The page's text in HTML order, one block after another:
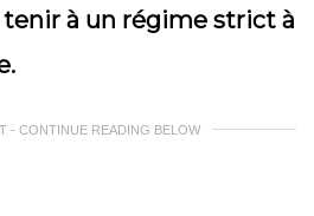
tenir à un régime strict à
- CONTINUE READING BELOW